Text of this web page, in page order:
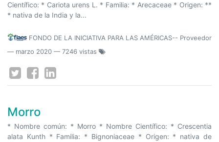
Científico: * Cariota urens L. * Familia: * Arecaceae * Origen: **
* nativa de la India y la...
FONDO DE LA INICIATIVA PARA LAS AMÉRICAS-- Proveedor
— marzo 2020 — 7246 vistas
Morro
* Nombre común: * Morro * Nombre Científico: * Crescentia
alata Kunth * Familia: * Bignoniaceae * Origen: * nativa de